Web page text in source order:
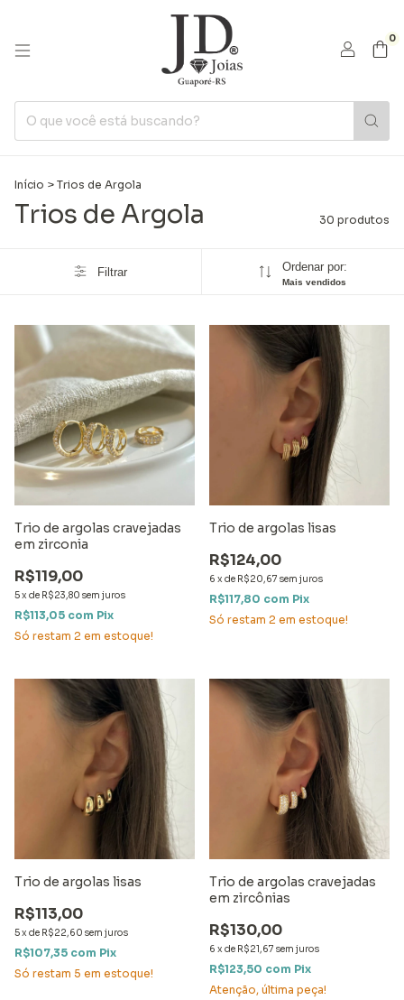
0
Início > Trios de Argola
Trios de Argola 30 produtos
Filtrar Ordenar por:
Mais vendidos
Trio de argolas cravejadas
em zirconia
R$119,00
5x de R$23,80 sem juros
R$113,05 com Pix
Só restam 2 em estoque!
Trio de argolas lisas
R$124,00
6 x de R$20,67 sem juros
R$117,80 com Pix
Só restam 2 em estoque!
Trio de argolas lisas
R$113,00
5x de R$22,60 sem juros
R$107,35 com Pix
Só restam 5 em estoque!
Trio de argolas cravejadas
em zircônias
R$130,00
6 x de R$21,67 sem juros
R$123,50 com Pix
Atenção, última peça!